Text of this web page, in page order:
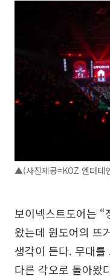
▲(사진제공=KOZ 엔터테
보이넥스트도어는
왔는데 원도어의 뜨
생각이 든다. 무대
다른 각오로 돌아왔